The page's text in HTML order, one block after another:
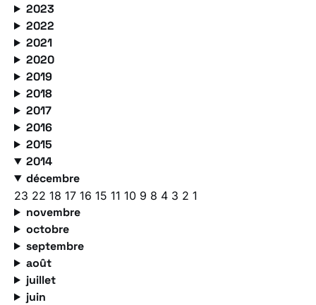
2023
2022
2021
2020
2019
2018
2017
2016
2015
2014
décembre
23 22 18 17 16 15 11 10 9 8 4 3 2 1
novembre
octobre
septembre
août
juillet
juin